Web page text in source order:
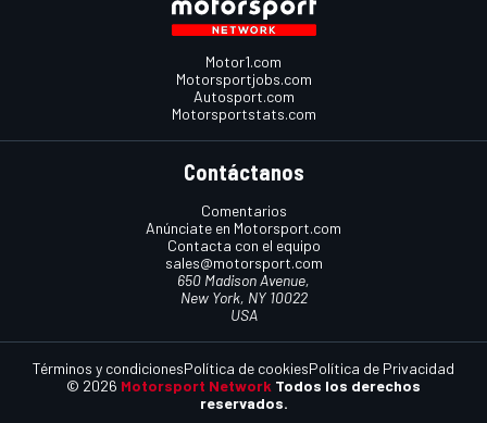
Motor1.com
Motorsportjobs.com
Autosport.com
Motorsportstats.com
Contáctanos
Comentarios
Anúnciate en Motorsport.com
Contacta con el equipo
sales@motorsport.com
650 Madison Avenue,
New York, NY 10022
USA
© 2026 Motorsport Network Todos los derechos
reservados.
Términos y condicionesPolítica de cookiesPolítica de Privacidad